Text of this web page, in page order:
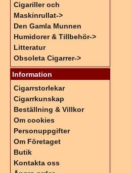
Cigariller och
Maskinrullat->
Den Gamla Munnen
Humidorer & Tillbehör->
Litteratur
Obsoleta Cigarrer->
Information
Cigarrstorlekar
Cigarrkunskap
Beställning & Villkor
Om cookies
Personuppgifter
Om Företaget
Butik
Kontakta oss